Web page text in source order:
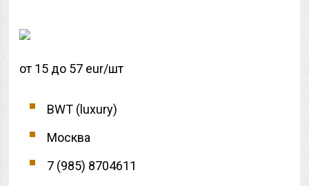
от 15 до 57 eur/шт
BWT (luxury)
Москва
7 (985) 8704611